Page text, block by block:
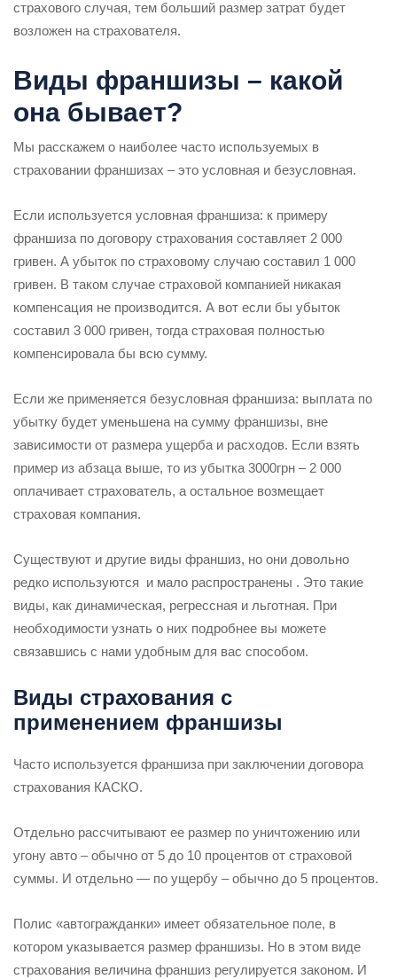
страхового случая, тем больший размер затрат будет
возложен на страхователя.
Виды франшизы – какой
она бывает?
Мы расскажем о наиболее часто используемых в
страховании франшизах – это условная и безусловная.
Если используется условная франшиза: к примеру
франшиза по договору страхования составляет 2 000
гривен. А убыток по страховому случаю составил 1 000
гривен. В таком случае страховой компанией никакая
компенсация не производится. А вот если бы убыток
составил 3 000 гривен, тогда страховая полностью
компенсировала бы всю сумму.
Если же применяется безусловная франшиза: выплата по
убытку будет уменьшена на сумму франшизы, вне
зависимости от размера ущерба и расходов. Если взять
пример из абзаца выше, то из убытка 3000грн – 2 000
оплачивает страхователь, а остальное возмещает
страховая компания.
Существуют и другие виды франшиз, но они довольно
редко используются и мало распространены . Это такие
виды, как динамическая, регрессная и льготная. При
необходимости узнать о них подробнее вы можете
связавшись с нами удобным для вас способом.
Виды страхования с
применением франшизы
Часто используется франшиза при заключении договора
страхования КАСКО.
Отдельно рассчитывают ее размер по уничтожению или
угону авто – обычно от 5 до 10 процентов от страховой
суммы. И отдельно — по ущербу – обычно до 5 процентов.
Полис «автогражданки» имеет обязательное поле, в
котором указывается размер франшизы. Но в этом виде
страхования величина франшиз регулируется законом. И